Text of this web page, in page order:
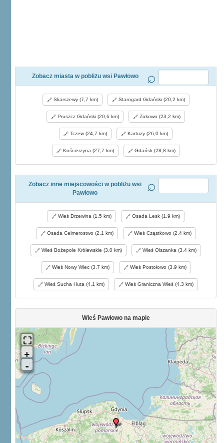
Zobacz miasta w pobliżu wsi Pawłowo
Skarszewy (7,7 km) Starogard Gdański (20,2 km)
Pruszcz Gdański (20,6 km) Żukowo (23,2 km)
Tczew (24,7 km) Kartuzy (26,0 km)
Kościerzyna (27,7 km) Gdańsk (28,8 km)
Zobacz inne miejscowości w pobliżu wsi
Pawłowo
Wieś Drzewina (1,5 km) Osada Lesk (1,9 km)
Osada Celmerostwo (2,1 km) Wieś Cząstkowo (2,4 km)
Wieś Bożepole Królewskie (3,0 km) Wieś Olszanka (3,4 km)
Wieś Nowy Wiec (3,7 km) Wieś Postołowo (3,9 km)
Wieś Sucha Huta (4,1 km) Wieś Graniczna Wieś (4,3 km)
Wieś Pawłowo na mapie